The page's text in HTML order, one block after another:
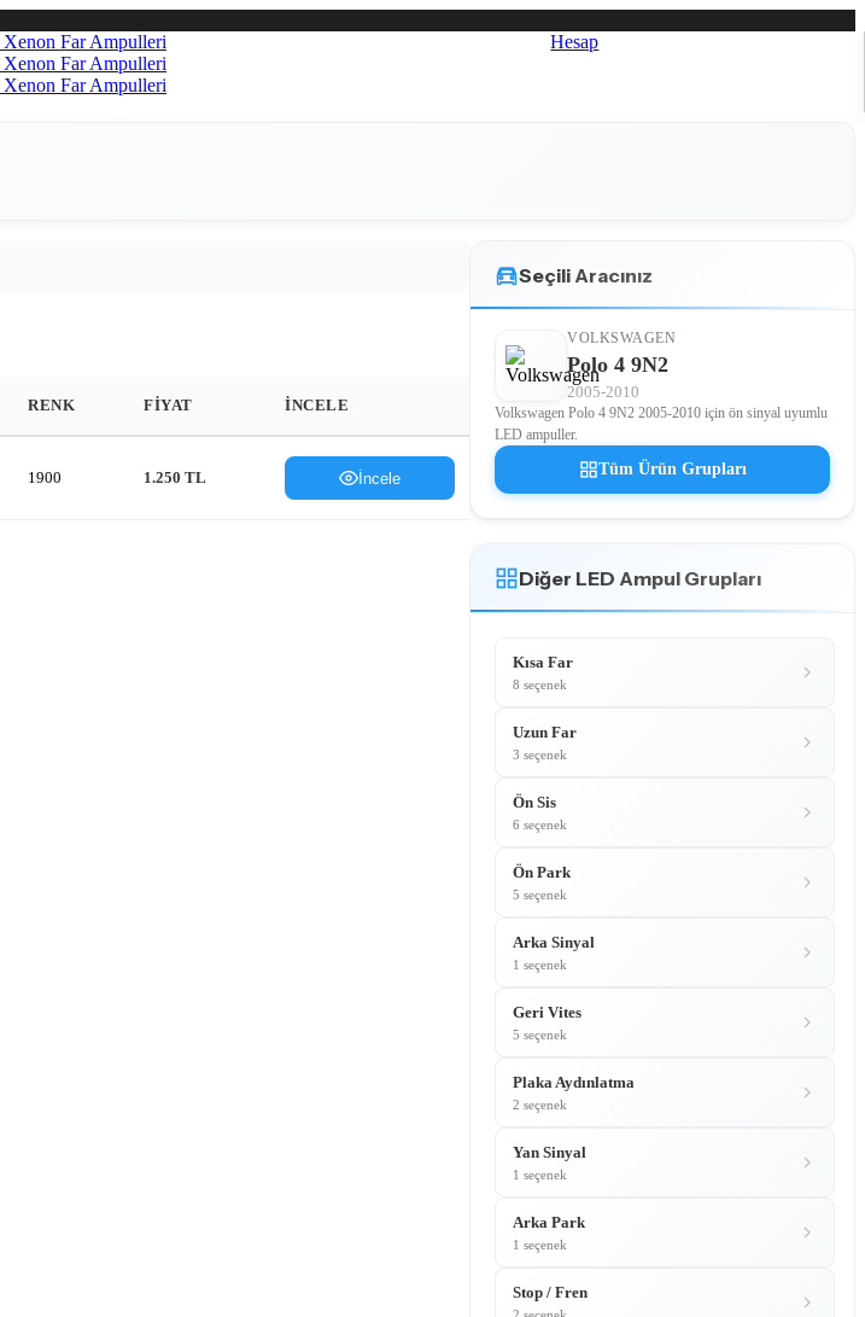
Hesap
RENK FIYAT İNCELE
1900 1.250 TL İncele
Seçili Aracınız
VOLKSWAGEN
Polo 4 9N2
2005-2010
Volkswagen Polo 4 9N2 2005-2010 için ön sinyal uyumlu
LED ampuller.
Tüm Ürün Grupları
Diğer LED Ampul Grupları
Kısa Far
8 seçenek
Uzun Far
3 seçenek
Ön Sis
6 seçenek
Ön Park
5 seçenek
Arka Sinyal
1 seçenek
Geri Vites
5 seçenek
Plaka Aydınlatma
2 seçenek
Yan Sinyal
1 seçenek
Arka Park
1 seçenek
Stop / Fren